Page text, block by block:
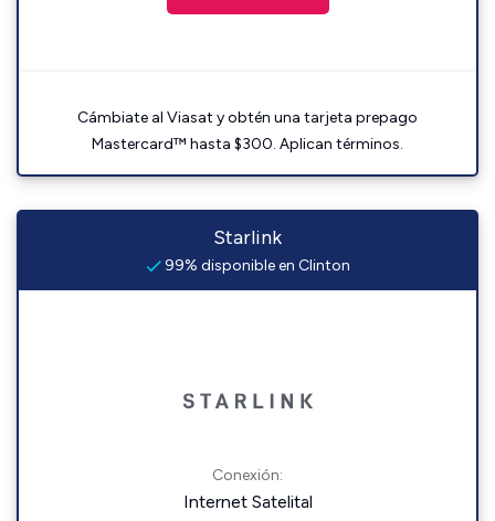
Cámbiate al Viasat y obtén una tarjeta prepago
Mastercard™ hasta $300. Aplican términos.
Starlink
99% disponible en Clinton
Conexión:
Internet Satelital